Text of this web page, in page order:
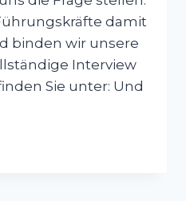
damit
binden wir unsere
Interview
Sie unter: Und